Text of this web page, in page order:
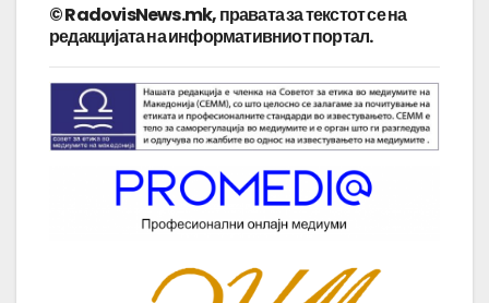
© RadovisNews.mk, правата за текстот се на
редакцијата на информативниот портал.